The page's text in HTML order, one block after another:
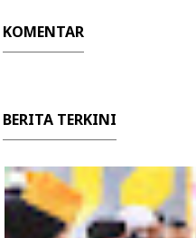
KOMENTAR
BERITA TERKINI